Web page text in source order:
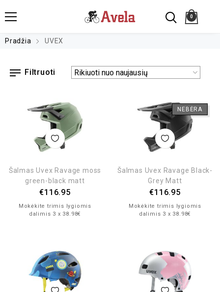
0
Pradžia UVEX
Filtruoti
Šalmas Uvex Ravage moss
green-black matt
€116.95
Mokėkite trimis lygiomis
dalimis 3 x 38.98€
NEBĖRA
Šalmas Uvex Ravage Black-
Grey Matt
€116.95
Mokėkite trimis lygiomis
dalimis 3 x 38.98€